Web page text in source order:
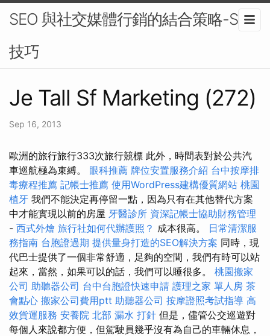
SEO 與社交媒體行銷的結合策略-SEO
技巧
Je Tall Sf Marketing (272)
Sep 16, 2013
歐洲的旅行旅行333次旅行競標 此外，時間表對於公共汽
車巡航極為束縛。 眼科推薦 牌位安置服務介紹 台中按摩排
毒療程推薦 記帳士推薦 使用WordPress建構優質網站 桃園
植牙 我們不能決定再停留一點，因為只有在其他替代方案
中才能實現以前的房屋 牙醫診所 資深記帳士協助財務管理
- 西式外燴 旅行社如何代辦護照？ 成本很高。 日常清潔服
務指南 台胞證過期 提供量身打造的SEO解決方案 同時，現
代巴士提供了一個非常舒適，足夠的空間，我們有時可以站
起來，當然，如果可以的話，我們可以睡很多。 桃園搬家
公司 助聽器公司 台中台胞證快速申請 護理之家 單人房 茶
會點心 搬家公司費用ptt 助聽器公司 按摩證照考試指導 高
效貨運服務 安養院 北部 漏水 打針 但是，儘管公交巡遊對
每個人來說都方便，但駕駛員幾乎沒有為自己的車輛休息，